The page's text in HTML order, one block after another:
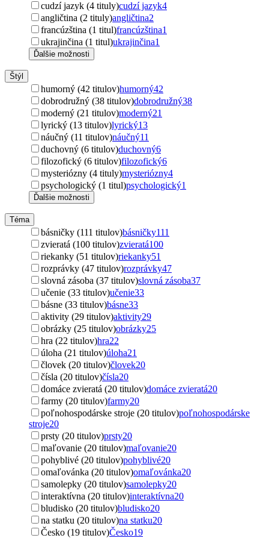
cudzí jazyk (4 tituly)cudzí jazyk4
angličtina (2 tituly)angličtina2
francúzština (1 titul)francúzština1
ukrajinčina (1 titul)ukrajinčina1
Ďalšie možnosti
Štýl
humorný (42 titulov)humorný42
dobrodružný (38 titulov)dobrodružný38
moderný (21 titulov)moderný21
lyrický (13 titulov)lyrický13
náučný (11 titulov)náučný11
duchovný (6 titulov)duchovný6
filozofický (6 titulov)filozofický6
mysteriózny (4 tituly)mysteriózny4
psychologický (1 titul)psychologický1
Ďalšie možnosti
Téma
básničky (111 titulov)básničky111
zvieratá (100 titulov)zvieratá100
riekanky (51 titulov)riekanky51
rozprávky (47 titulov)rozprávky47
slovná zásoba (37 titulov)slovná zásoba37
učenie (33 titulov)učenie33
básne (33 titulov)básne33
aktivity (29 titulov)aktivity29
obrázky (25 titulov)obrázky25
hra (22 titulov)hra22
úloha (21 titulov)úloha21
človek (20 titulov)človek20
čísla (20 titulov)čísla20
domáce zvieratá (20 titulov)domáce zvieratá20
farmy (20 titulov)farmy20
poľnohospodárske stroje (20 titulov)poľnohospodárske
stroje20
prsty (20 titulov)prsty20
maľovanie (20 titulov)maľovanie20
pohyblivé (20 titulov)pohyblivé20
omaľovánka (20 titulov)omaľovánka20
samolepky (20 titulov)samolepky20
interaktívna (20 titulov)interaktívna20
bludisko (20 titulov)bludisko20
na statku (20 titulov)na statku20
Česko (19 titulov)Česko19